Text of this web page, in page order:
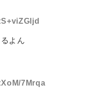
よん
7Mrqa